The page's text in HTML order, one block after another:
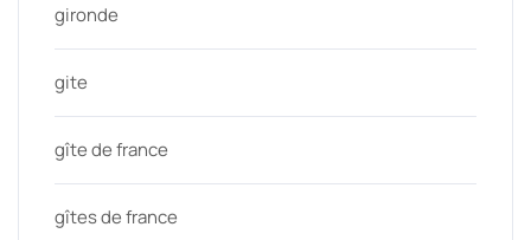
gironde
gite
gîte de france
gîtes de france